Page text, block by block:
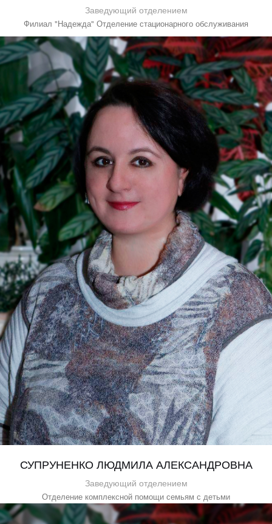
Заведующий отделением
Филиал "Надежда" Отделение стационарного обслуживания
СУПРУНЕНКО ЛЮДМИЛА АЛЕКСАНДРОВНА
Заведующий отделением
Отделение комплексной помощи семьям с детьми